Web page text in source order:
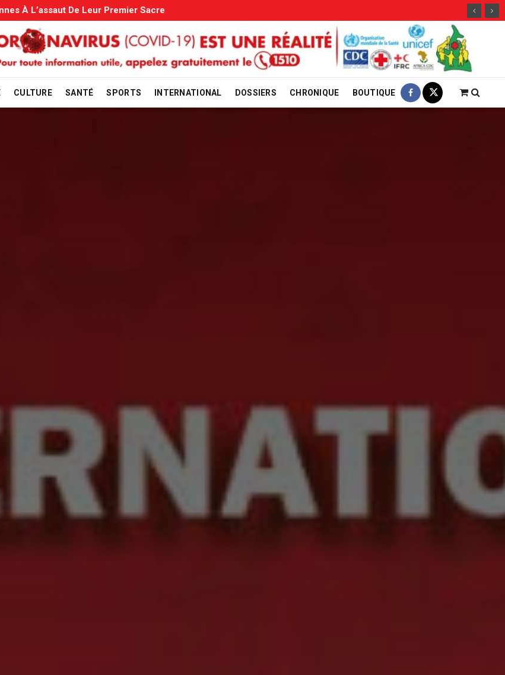
CULTURE SANTÉ SPORTS INTERNATIONAL DOSSIERS CHRONIQUE BOUTIQUE
Le Gouvernement Entame La Vérification